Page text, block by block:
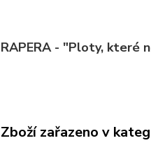
RAPERA - "Ploty, které
Zboží zařazeno v